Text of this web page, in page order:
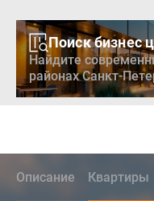
Поиск бизнес
Найдите
районах Санкт-
Описание Квартиры